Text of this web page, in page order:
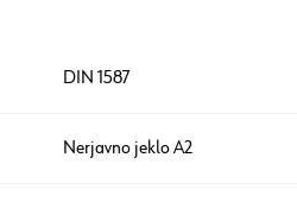
DIN 1587
Nerjavno jeklo A2